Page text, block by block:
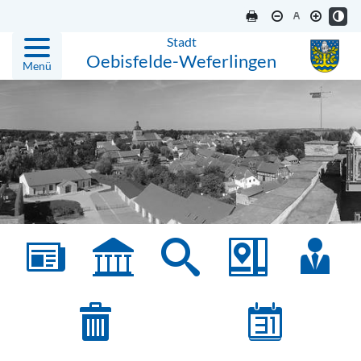
Menü
Stadt
Oebisfelde-Weferlingen